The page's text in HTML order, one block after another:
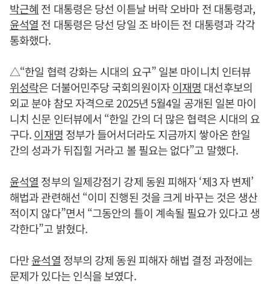
박근혜 전 대통령은 당선 이튿날 버락 오바마 전 대통령과,
윤석열 전 대통령은 당선 당일 조 바이든 전 대통령과 각각
통화했다.
△“한일 협력 강화는 시대의 요구” 일본 마이니치 인터뷰
위성락은 더불어민주당 국회의원이자이재명 대선후보의
외교 분야 참모 자격으로 2025년 5월4일 공개된 일본 마이
니치 신문 인터뷰에서 “한일 간의 더 많은 협력은 시대의 요
구다.이재명 정부가 들어서더라도 지금까지 쌓아온 한일
간의 성과가 뒤집힐 거라고 볼 필요는 없다”고 말했다.
윤석열 정부의 일제강점기 강제 동원 피해자 ‘제3 자 변제’
해법과 관련해선 “이미 진행된 것을 크게 바꾸는 것은 생산
적이지 않다”면서 “그동안의 틀이 계속될 필요가 있다고 생
각한다”고 밝혔다.
다만윤석열 정부의 강제 동원 피해자 해법 결정 과정에는
문제가 있다는 인식을 보였다.